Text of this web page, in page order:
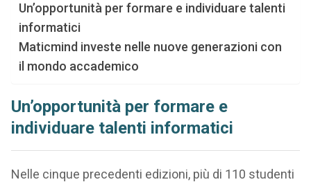
Un’opportunità per formare e individuare talenti
informatici
Maticmind investe nelle nuove generazioni con
il mondo accademico
Un’opportunità per formare e
individuare talenti informatici
Nelle cinque precedenti edizioni, più di 110 studenti